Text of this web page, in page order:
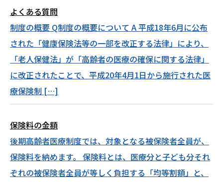
よくある質問
制度の概要 Q制度の概要について A 平成18年6月に公布
された「健康保険法等の一部を改正する法律」により、
「老人保健法」が「高齢者の医療の確保に関する法律」
に改正されたことで、平成20年4月1日から施行された医
療保険制 […]
保険料の金額
後期高齢者医療制度では、対象となる被保険者全員が、
保険料を納めます。 保険料とは、医療分と子ども分それ
ぞれの被保険者全員が等しく負担する「均等割額」と、